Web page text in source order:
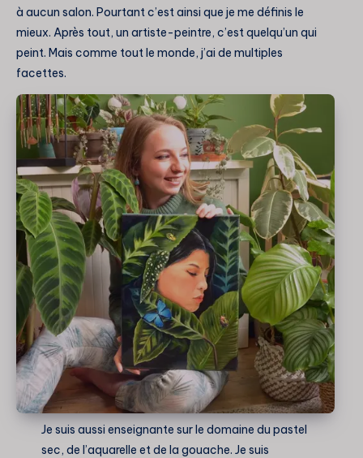
à aucun salon. Pourtant c’est ainsi que je me définis le
mieux. Après tout, un artiste-peintre, c’est quelqu’un qui
peint. Mais comme tout le monde, j’ai de multiples
facettes.
Je suis aussi enseignante sur le domaine du pastel
sec, de l’aquarelle et de la gouache. Je suis